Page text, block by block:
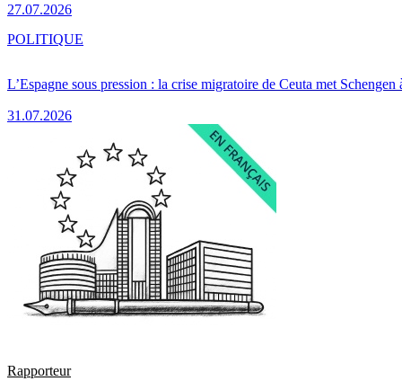
27.07.2026
L’Espagne sous pression : la crise migratoire de Ceuta met Schengen
31.07.2026
POLITIQUE
Rapporteur